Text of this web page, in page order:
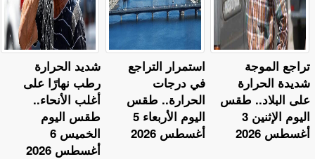
​شديد الحرارة
رطب نهارًا على
أغلب الأنحاء..
طقس اليوم
الخميس 6
أغسطس 2026
استمرار التراجع
في درجات
الحرارة.. طقس
اليوم الأربعاء 5
أغسطس 2026
تراجع الموجة
شديدة الحرارة
على البلاد.. طقس
اليوم الإثنين 3
أغسطس 2026